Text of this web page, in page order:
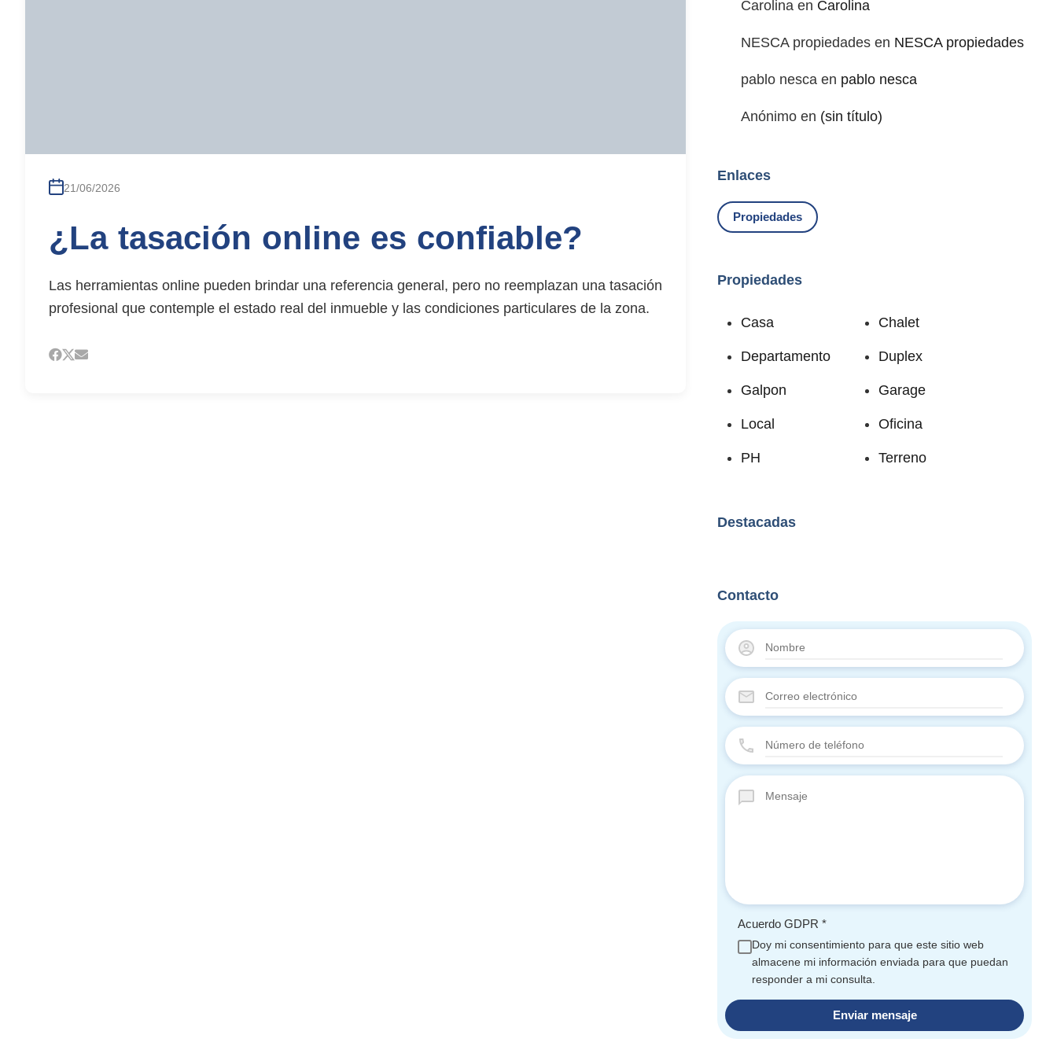
(223) 6336524
21/06/2026
¿La tasación online es confiable?
Las herramientas online pueden brindar una referencia general, pero no reemplazan una tasación
profesional que contemple el estado real del inmueble y las condiciones particulares de la zona.
Carolina en Carolina
NESCA propiedades en NESCA propiedades
pablo nesca en pablo nesca
Anónimo en (sin título)
Enlaces
Propiedades
Propiedades
Casa Chalet
Departamento Duplex
Galpon Garage
Local Oficina
PH Terreno
Destacadas
Contacto
Acuerdo GDPR *
Doy mi consentimiento para que este sitio web
almacene mi información enviada para que puedan
responder a mi consulta.